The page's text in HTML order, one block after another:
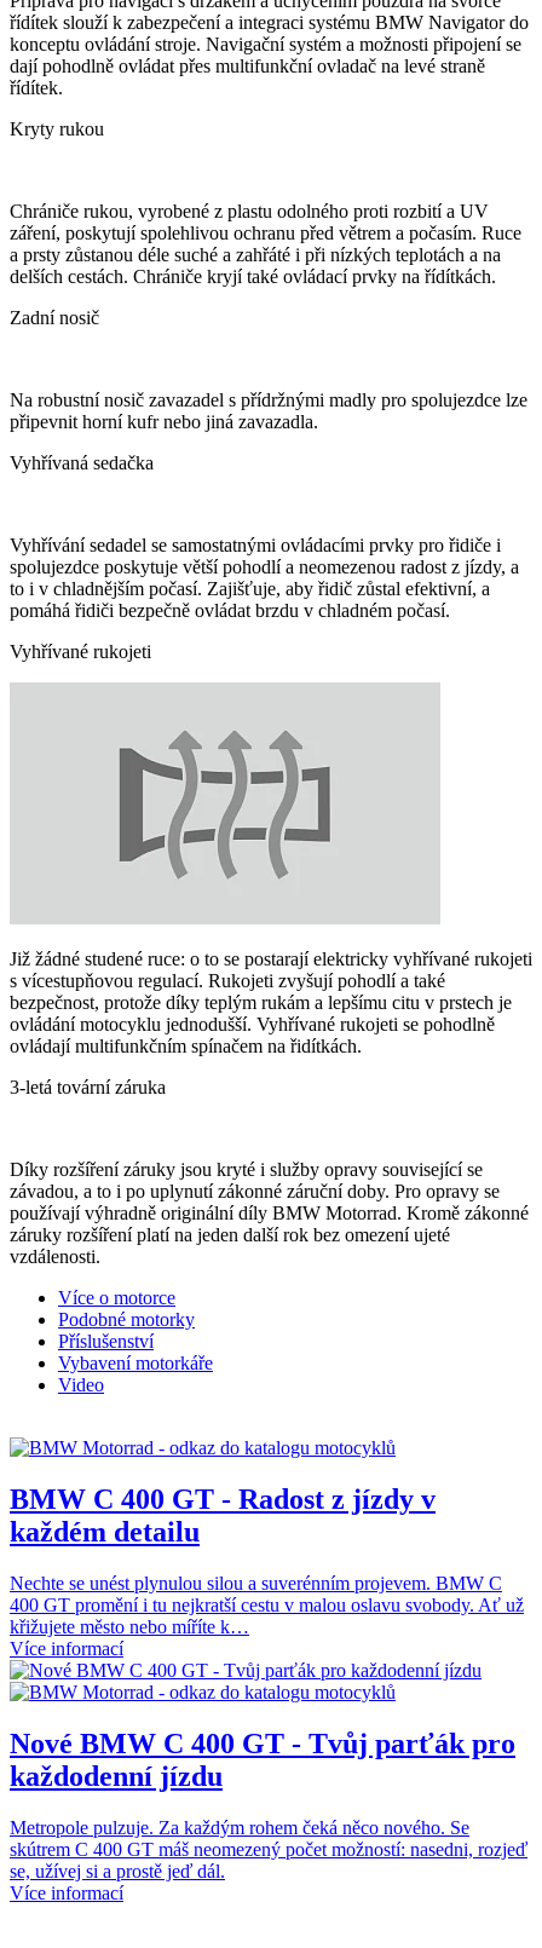
řídítek slouží k zabezpečení a integraci systému BMW Navigator do
konceptu ovládání stroje. Navigační systém a možnosti připojení se
dají pohodlně ovládat přes multifunkční ovladač na levé straně
řídítek.
Kryty rukou
Chrániče rukou, vyrobené z plastu odolného proti rozbití a UV
záření, poskytují spolehlivou ochranu před větrem a počasím. Ruce
a prsty zůstanou déle suché a zahřáté i při nízkých teplotách a na
delších cestách. Chrániče kryjí také ovládací prvky na řídítkách.
Zadní nosič
Na robustní nosič zavazadel s přídržnými madly pro spolujezdce lze
připevnit horní kufr nebo jiná zavazadla.
Vyhřívaná sedačka
Vyhřívání sedadel se samostatnými ovládacími prvky pro řidiče i
spolujezdce poskytuje větší pohodlí a neomezenou radost z jízdy, a
to i v chladnějším počasí. Zajišťuje, aby řidič zůstal efektivní, a
pomáhá řidiči bezpečně ovládat brzdu v chladném počasí.
Vyhřívané rukojeti
Již žádné studené ruce: o to se postarají elektricky vyhřívané rukojeti
s vícestupňovou regulací. Rukojeti zvyšují pohodlí a také
bezpečnost, protože díky teplým rukám a lepšímu citu v prstech je
ovládání motocyklu jednodušší. Vyhřívané rukojeti se pohodlně
ovládají multifunkčním spínačem na řidítkách.
3-letá tovární záruka
Díky rozšíření záruky jsou kryté i služby opravy související se
závadou, a to i po uplynutí zákonné záruční doby. Pro opravy se
používají výhradně originální díly BMW Motorrad. Kromě zákonné
záruky rozšíření platí na jeden další rok bez omezení ujeté
vzdálenosti.
Více o motorce
Podobné motorky
Příslušenství
Vybavení motorkáře
Video
BMW C 400 GT - Radost z jízdy v
každém detailu
Nechte se unést plynulou silou a suverénním projevem. BMW C
400 GT promění i tu nejkratší cestu v malou oslavu svobody. Ať už
křižujete město nebo míříte k…
Více informací
Nové BMW C 400 GT - Tvůj parťák pro
každodenní jízdu
Metropole pulzuje. Za každým rohem čeká něco nového. Se
skútrem C 400 GT máš neomezený počet možností: nasedni, rozjeď
se, užívej si a prostě jeď dál.
Více informací